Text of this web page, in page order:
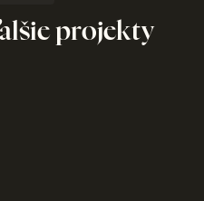
projekty